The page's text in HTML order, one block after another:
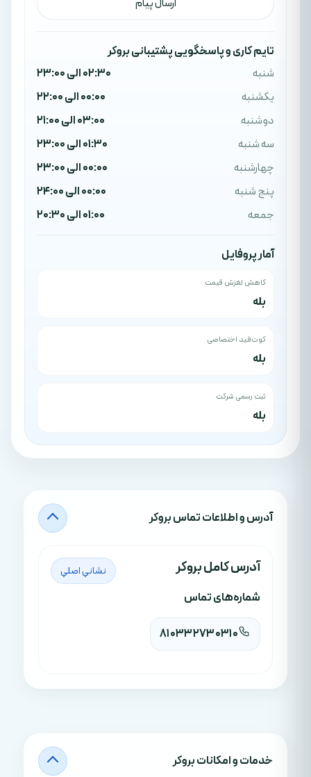
ارسال پیام
تایم کاری و پاسخگویی پشتیبانی بروکر
شنبه
02:30 الی 23:00
یکشنبه
00:00 الی 22:00
دوشنبه
03:00 الی 21:00
سه شنبه
01:30 الی 23:00
چهارشنبه
00:00 الی 23:00
پنج شنبه
00:00 الی 24:00
جمعه
01:00 الی 20:30
آمار پروفایل
کاهش لغزش قیمت
بله
کوت‌فید اختصاصی
بله
ثبت رسمی شرکت
بله
آدرس‌ و اطلاعات تماس بروکر
آدرس کامل بروکر نشاني اصلي
شماره‌های تماس
810332730310
خدمات و امکانات بروکر